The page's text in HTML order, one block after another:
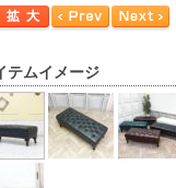
テムイメージ